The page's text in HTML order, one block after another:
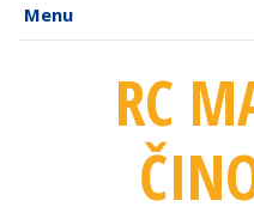
Menu
RC